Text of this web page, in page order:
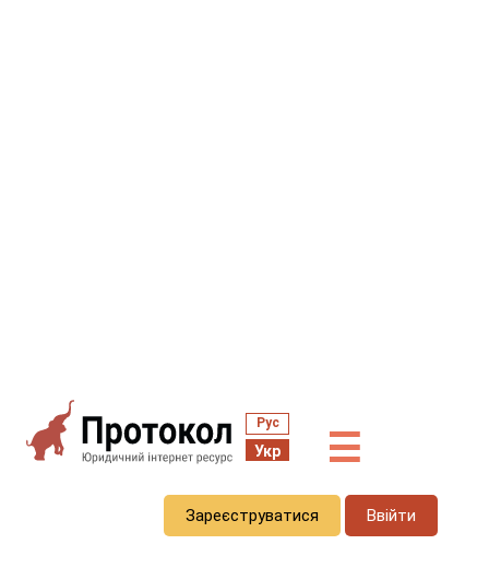
Рус
Укр ☰
Зареєструватися Ввійти